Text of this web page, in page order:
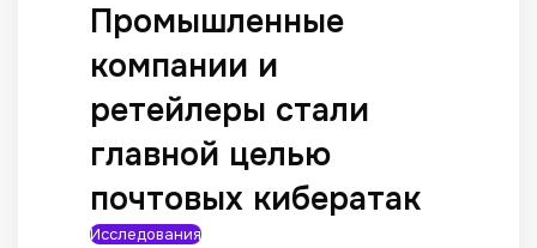
Промышленные
компании и
ретейлеры стали
главной целью
почтовых кибератак
Исследования